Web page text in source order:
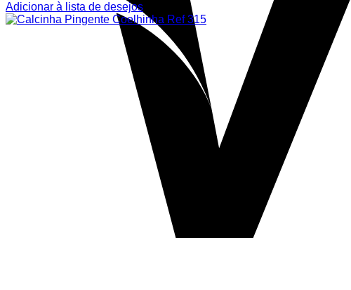
Adicionar à lista de desejos